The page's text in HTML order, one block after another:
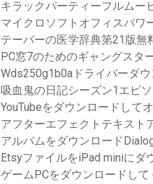
キラックパーティーフルムー
マイクロソフトオフィスパワ
テーバーの医学辞典第21版無
PC窓7のためのギャングスタ
Wds250g1b0aドライバーダウ
吸血鬼の日記シーズン1エピ
YouTubeをダウンロードして
アフターエフェクトテキスト
アルバムをダウンロード
EtsyファイルをiPad miniにダ
ゲームPCをダウンロードし